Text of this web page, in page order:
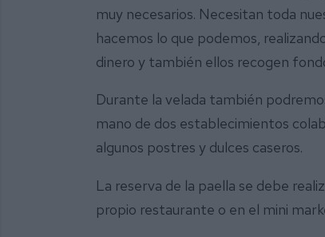
muy necesarios. Necesitan toda
hacemos lo que podemos,
dinero y también ellos recogen
Durante la velada también
mano de dos establecimientos
algunos postres y dulces caseros.
La reserva de la paella se debe
propio restaurante o en el mini